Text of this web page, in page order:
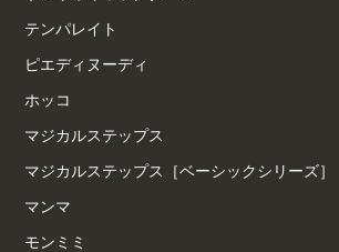
テンパレイト
ピエディヌーディ
ホッコ
マジカルステップス
マジカルステップス［ベーシックシリーズ］
マンマ
モンミミ